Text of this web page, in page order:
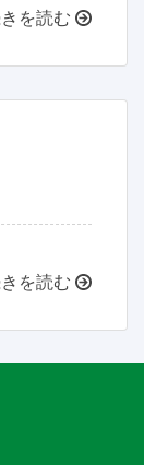
を読む
を読む